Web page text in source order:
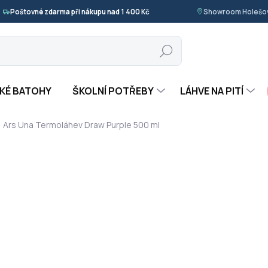
Poštovné zdarma při nákupu nad 1 400 Kč Showroom
Hledat
BATOHY ŠKOLNÍ POTŘEBY LÁHVE NA PITÍ
Ars Una Termoláhev Draw Purple 500 ml